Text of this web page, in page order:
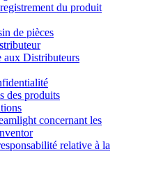
du produit
de pièces
aux Distributeurs
des produits
concernant les
relative à la